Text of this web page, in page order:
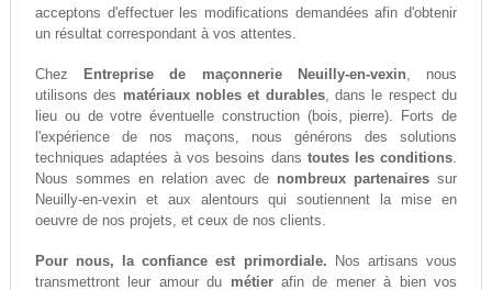
acceptons d'effectuer les modifications demandées afin d'obtenir
un résultat correspondant à vos attentes.
Chez Entreprise de maçonnerie Neuilly-en-vexin, nous
utilisons des matériaux nobles et durables, dans le respect du
lieu ou de votre éventuelle construction (bois, pierre). Forts de
l'expérience de nos maçons, nous générons des solutions
techniques adaptées à vos besoins dans toutes les conditions.
Nous sommes en relation avec de nombreux partenaires sur
Neuilly-en-vexin et aux alentours qui soutiennent la mise en
oeuvre de nos projets, et ceux de nos clients.
Pour nous, la confiance est primordiale. Nos artisans vous
transmettront leur amour du métierafin de mener à bien vos